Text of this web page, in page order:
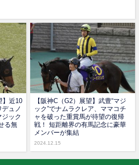
】近10
ュノ
ック
る無
【阪神C（G2）展望】武豊“マジ
ック”でナムラクレア、ママコチ
ャを破った重賞馬が待望の復帰
戦！ 短距離界の有馬記念に豪華
メンバーが集結
2024.12.15